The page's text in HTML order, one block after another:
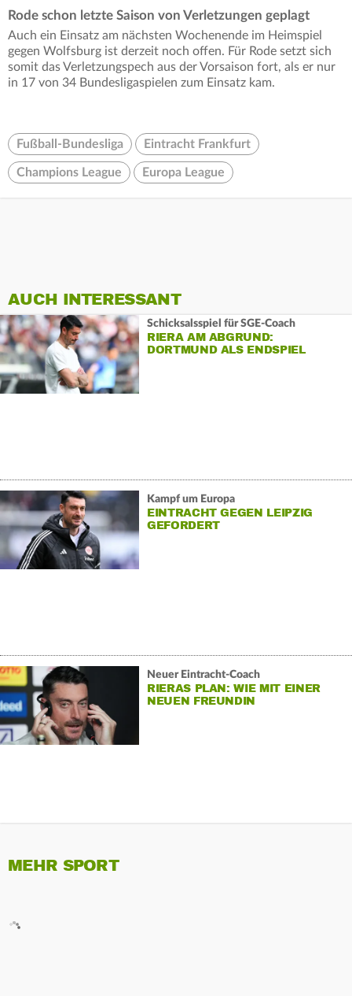
Rode schon letzte Saison von Verletzungen geplagt
Auch ein Einsatz am nächsten Wochenende im Heimspiel
gegen Wolfsburg ist derzeit noch offen. Für Rode setzt sich
somit das Verletzungspech aus der Vorsaison fort, als er nur
in 17 von 34 Bundesligaspielen zum Einsatz kam.
Fußball-Bundesliga Eintracht Frankfurt
Champions League Europa League
AUCH INTERESSANT
Schicksalsspiel für SGE-Coach
RIERA AM ABGRUND:
DORTMUND ALS ENDSPIEL
Kampf um Europa
EINTRACHT GEGEN LEIPZIG
GEFORDERT
Neuer Eintracht-Coach
RIERAS PLAN: WIE MIT EINER
NEUEN FREUNDIN
MEHR SPORT